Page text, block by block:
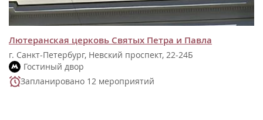
Лютеранская церковь Святых Петра и Павла
г. Санкт-Петербург, Невский проспект, 22-24Б
Гостиный двор
Запланировано 12 мероприятий